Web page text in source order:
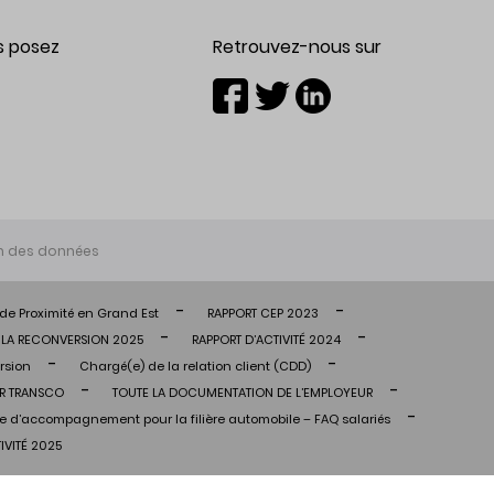
posez Retrouvez-nous sur
des données
Proximité en Grand Est
RAPPORT CEP 2023
LA RECONVERSION 2025
RAPPORT D’ACTIVITÉ 2024
Chargé(e) de la relation client (CDD)
TRANSCO
TOUTE LA DOCUMENTATION DE L’EMPLOYEUR
d’accompagnement pour la filière automobile – FAQ salariés
2025